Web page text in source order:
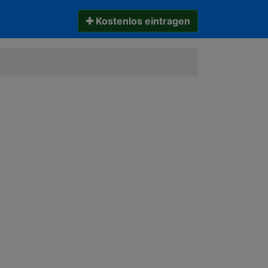
✚ Kostenlos eintragen